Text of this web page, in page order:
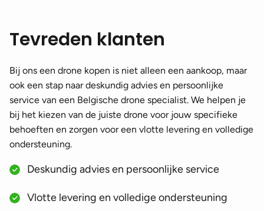
Tevreden klanten
Bij ons een drone kopen is niet alleen een aankoop, maar
ook een stap naar deskundig advies en persoonlijke
service van een Belgische drone specialist. We helpen je
bij het kiezen van de juiste drone voor jouw specifieke
behoeften en zorgen voor een vlotte levering en volledige
ondersteuning.
Deskundig advies en persoonlijke service
Vlotte levering en volledige ondersteuning